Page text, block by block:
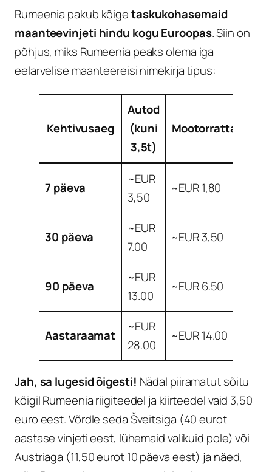
Rumeenia pakub kõigetaskukohasemaid
maanteevinjeti hindu kogu Euroopas. Siin on
põhjus, miks Rumeenia peaks olema iga
eelarvelise maanteereisi nimekirja tipus:
Kehtivusaeg
Autod
(kuni
3,5t)
Mootorrattad
7 päeva
~EUR
3,50
~EUR 1,80
30 päeva
~EUR
7.00
~EUR 3,50
90 päeva
~EUR
13.00
~EUR 6.50
Aastaraamat
~EUR
28.00
~EUR 14.00
Jah, sa lugesid õigesti! Nädal piiramatut sõitu
kõigil Rumeenia riigiteedel ja kiirteedel vaid 3,50
euro eest. Võrdle seda Šveitsiga (40 eurot
aastase vinjeti eest, lühemaid valikuid pole) või
Austriaga (11,50 eurot 10 päeva eest) ja näed,